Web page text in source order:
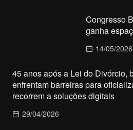
Congresso
ganha
14/05/2026
45 anos após a Lei do Divórcio,
enfrentam barreiras para
recorrem a soluções digitais
29/04/2026